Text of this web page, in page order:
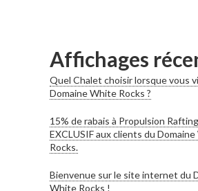
Affichages
Quel Chalet choisir lorsque vous
Domaine White Rocks ?
15% de rabais à Propulsion
EXCLUSIF aux clients du
Rocks.
Bienvenue sur le site internet du
White Rocks !